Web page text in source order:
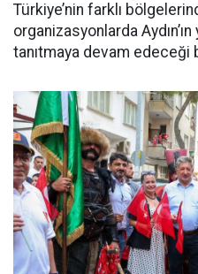
Türkiye’nin farklı
organizasyonlarda
tanıtmaya devam edeceği